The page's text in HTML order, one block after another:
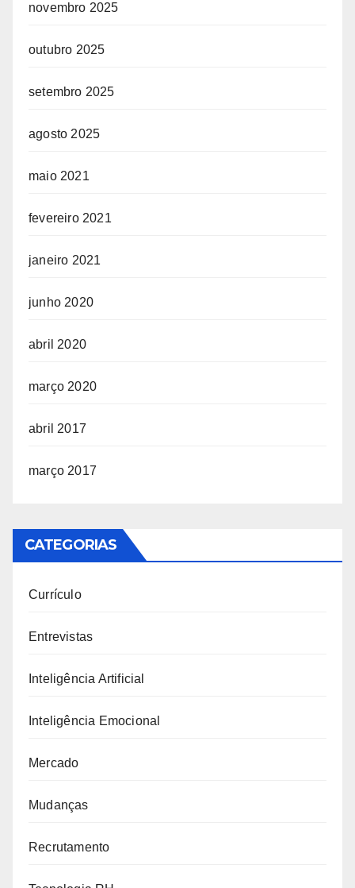
novembro 2025
outubro 2025
setembro 2025
agosto 2025
maio 2021
fevereiro 2021
janeiro 2021
junho 2020
abril 2020
março 2020
abril 2017
março 2017
CATEGORIAS
Currículo
Entrevistas
Inteligência Artificial
Inteligência Emocional
Mercado
Mudanças
Recrutamento